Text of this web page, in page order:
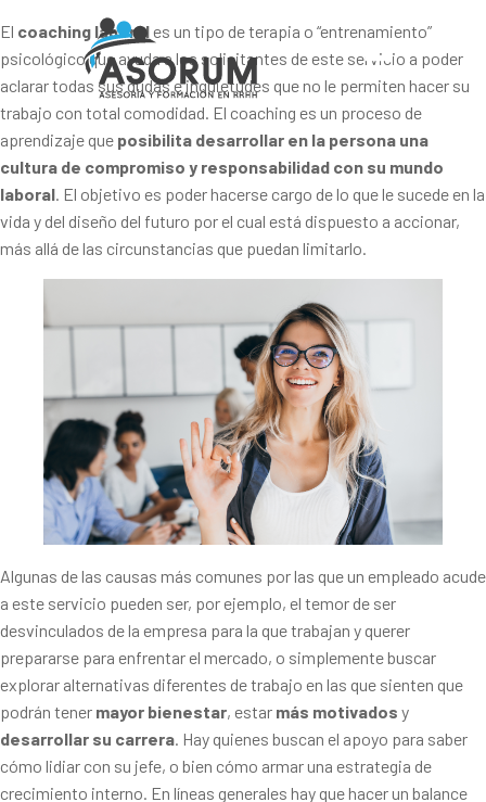
El coaching laborales un tipo de terapia o “entrenamiento”
psicológico que ayuda a los solicitantes de este servicio a poder
aclarar todas sus dudas e inquietudes que no le permiten hacer su
trabajo con total comodidad. El coaching es un proceso de
aprendizaje que posibilita desarrollar en la persona una
cultura de compromiso y responsabilidad con su mundo
laboral. El objetivo es poder hacerse cargo de lo que le sucede en la
vida y del diseño del futuro por el cual está dispuesto a accionar,
más allá de las circunstancias que puedan limitarlo.
Algunas de las causas más comunes por las que un empleado acude
a este servicio pueden ser, por ejemplo, el temor de ser
desvinculados de la empresa para la que trabajan y querer
prepararse para enfrentar el mercado, o simplemente buscar
explorar alternativas diferentes de trabajo en las que sienten que
podrán tener mayor bienestar, estar más motivados y
desarrollar su carrera. Hay quienes buscan el apoyo para saber
cómo lidiar con su jefe, o bien cómo armar una estrategia de
crecimiento interno. En líneas generales hay que hacer un balance